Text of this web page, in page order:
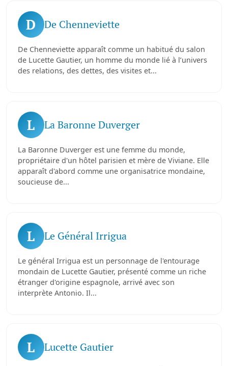
D De Chenneviette
De Chenneviette apparaît comme un habitué du salon
de Lucette Gautier, un homme du monde lié à l’univers
des relations, des dettes, des visites et...
L La Baronne Duverger
La Baronne Duverger est une femme du monde,
propriétaire d'un hôtel parisien et mère de Viviane. Elle
apparaît d'abord comme une organisatrice mondaine,
soucieuse de...
L Le Général Irrigua
Le général Irrigua est un personnage de l'entourage
mondain de Lucette Gautier, présenté comme un riche
étranger d'origine espagnole, arrivé avec son
interprète Antonio. Il...
L Lucette Gautier